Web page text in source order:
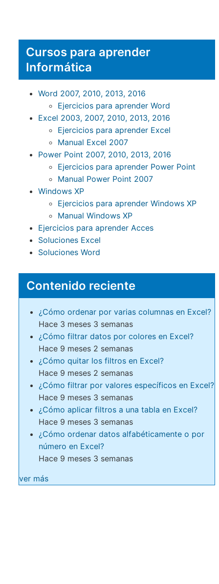
Cursos para aprender
Informática
Word 2007, 2010, 2013, 2016
Ejercicios para aprender Word
Excel 2003, 2007, 2010, 2013, 2016
Ejercicios para aprender Excel
Manual Excel 2007
Power Point 2007, 2010, 2013, 2016
Ejercicios para aprender Power Point
Manual Power Point 2007
Windows XP
Ejercicios para aprender Windows XP
Manual Windows XP
Ejercicios para aprender Acces
Soluciones Excel
Soluciones Word
Contenido reciente
¿Cómo ordenar por varias columnas en Excel?
Hace 3 meses 3 semanas
¿Cómo filtrar datos por colores en Excel?
Hace 9 meses 2 semanas
¿Cómo quitar los filtros en Excel?
Hace 9 meses 2 semanas
¿Cómo filtrar por valores específicos en Excel?
Hace 9 meses 3 semanas
¿Cómo aplicar filtros a una tabla en Excel?
Hace 9 meses 3 semanas
¿Cómo ordenar datos alfabéticamente o por
número en Excel?
Hace 9 meses 3 semanas
ver más